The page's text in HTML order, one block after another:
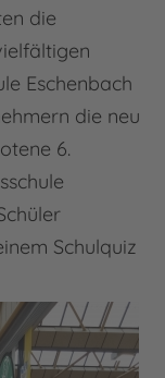
die
Eschenbach
die neu
6.
Schulquiz